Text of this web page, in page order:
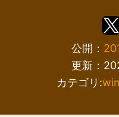
公開：
更新：
カテゴリ: